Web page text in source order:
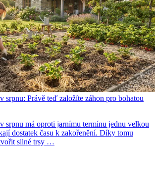
srpnu: Právě teď založíte záhon pro bohatou
srpnu má oproti jarnímu termínu jednu velkou
dostatek času k zakořenění. Díky tomu
silné trsy …